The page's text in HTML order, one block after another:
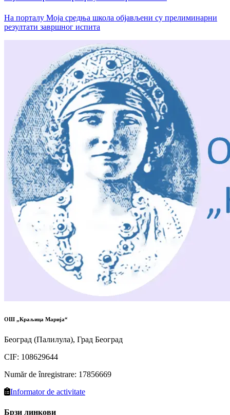
На порталу Моја средња школа објављени су прелиминарни
резултати завршног испита
ОШ „Краљица Марија“
Београд (Палилула), Град Београд
CIF: 108629644
Număr de înregistrare: 17856669
Informator de activitate
Брзи линкови